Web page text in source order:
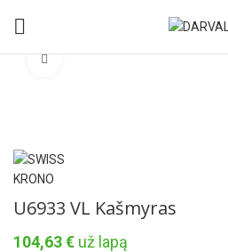
U6933 VL Kašmyras
104,63€ už lapą